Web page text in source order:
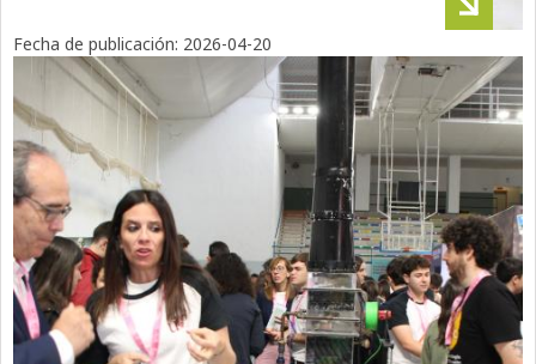
Fecha de publicación: 2026-04-20